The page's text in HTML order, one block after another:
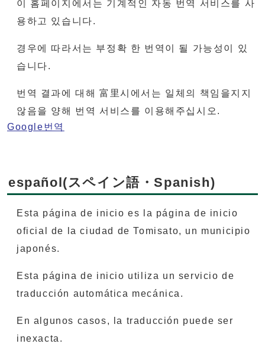
이 홈페이지에서는 기계적인 자동 번역 서비스를 사
용하고 있습니다.
경우에 따라서는 부정확 한 번역이 될 가능성이 있
습니다.
번역 결과에 대해 富里시에서는 일체의 책임을지지
않음을 양해 번역 서비스를 이용해주십시오.
Google번역
español(スペイン語・Spanish)
Esta página de inicio es la página de inicio
oficial de la ciudad de Tomisato, un municipio
japonés.
Esta página de inicio utiliza un servicio de
traducción automática mecánica.
En algunos casos, la traducción puede ser
inexacta.